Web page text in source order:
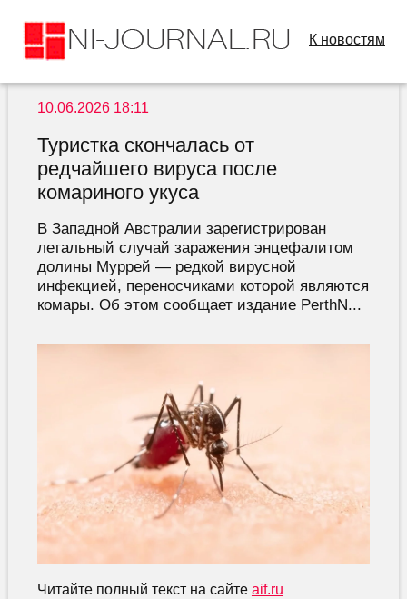
К новостям
10.06.2026 18:11
Туристка скончалась от
редчайшего вируса после
комариного укуса
В Западной Австралии зарегистрирован
летальный случай заражения энцефалитом
долины Муррей — редкой вирусной
инфекцией, переносчиками которой являются
комары. Об этом сообщает издание PerthN...
Читайте полный текст на сайте aif.ru